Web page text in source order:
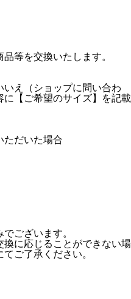
等を交換いたします。
え（ショップに問い合わ
【ご希望のサイズ】を記載
ただいた場合
ございます。
に応じることができない場
ご了承ください。